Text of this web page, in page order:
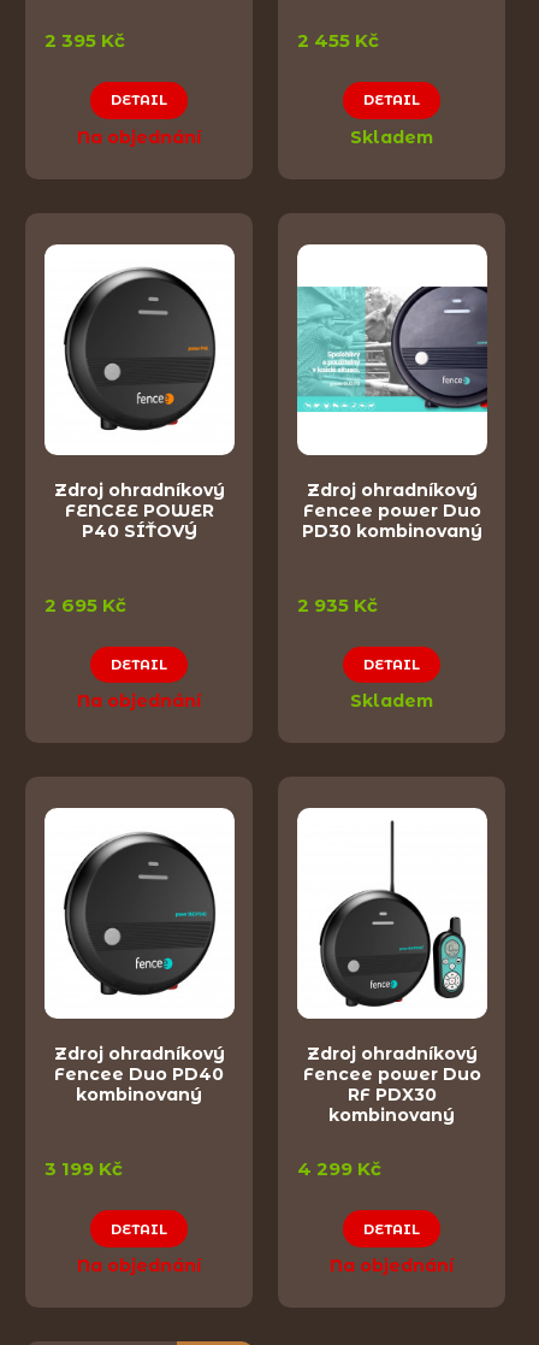
2 395 Kč
DETAIL
Na objednání
2 455 Kč
DETAIL
Skladem
Zdroj ohradníkový
FENCEE POWER
P40 SÍŤOVÝ
2 695 Kč
DETAIL
Na objednání
Zdroj ohradníkový
Fencee power Duo
PD30 kombinovaný
2 935 Kč
DETAIL
Skladem
Zdroj ohradníkový
Fencee Duo PD40
kombinovaný
3 199 Kč
DETAIL
Na objednání
Zdroj ohradníkový
Fencee power Duo
RF PDX30
kombinovaný
4 299 Kč
DETAIL
Na objednání